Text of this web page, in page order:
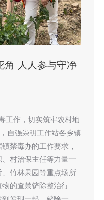
角 人人参与守净
工作，切实筑牢农村地
自强崇明工作站各乡镇
禁毒办的工作要求，
村治保主任等力量一
竹林果园等重点场所
的查禁铲除整治行